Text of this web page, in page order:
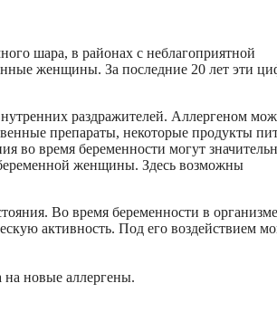
шара, в районах с неблагоприятной
женщины. За последние 20 лет эти
раздражителей. Аллергеном
препараты, некоторые продукты
во время беременности могут
женщины. Здесь возможны
Во время беременности в организме
активность. Под его воздействием
на новые аллергены.